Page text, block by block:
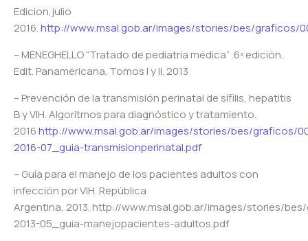
Edicion,julio
2016.http://www.msal.gob.ar/images/stories/bes/graficos/
– MENEGHELLO “Tratado de pediatría médica” .6ª edición.
Edit. Panamericana. Tomos I y II. 2013
– Prevención de la transmisión perinatal de sífilis, hepatitis
B y VIH. Algoritmos para diagnóstico y tratamiento.
2016http://www.msal.gob.ar/images/stories/bes/graficos/
2016-07_guia-transmisionperinatal.pdf
– Guía para el manejo de los pacientes adultos con
infección por VIH. República
Argentina, 2013. http://www.msal.gob.ar/images/stories/
2013-05_guia-manejopacientes-adultos.pdf